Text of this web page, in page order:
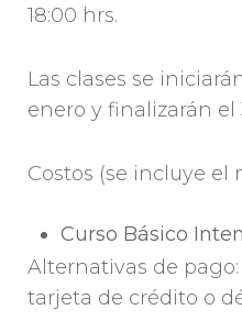
18:00 hrs.
Las clases se
enero y finalizarán el
Costos (se incluye el
Curso Básico
Alternativas de
tarjeta de crédito o